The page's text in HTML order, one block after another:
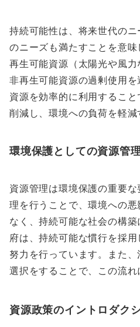
持続可能性は、将来世代の
のニーズも満たすことを意味
再生可能資源（太陽光や風力
非再生可能資源の過剰使用を
資源を効率的に利用するこ
削減し、環境への負荷を軽減
環境保護としての資源管理
資源管理は環境保護の重要
理を行うことで、環境への
なく、持続可能な社会の構
府は、持続可能な慣行を採
努力を行っています。また
選択をすることで、この流れ
資源政策のイントロダク